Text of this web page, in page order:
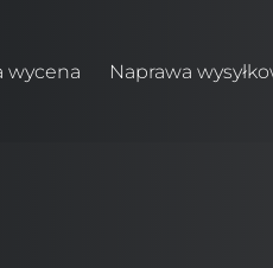
wycena Naprawa